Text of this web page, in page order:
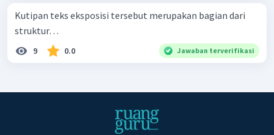
Kutipan teks eksposisi tersebut merupakan bagian dari
struktur…
9 0.0 Jawaban terverifikasi